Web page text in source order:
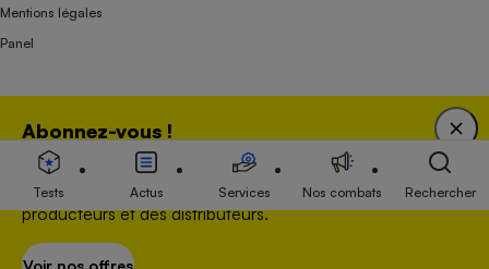
Abonnez-vous !
Bénéficiez d'une expertise unique tout en soutenant
une association 100 % indépendante de l'Etat, des
producteurs et des distributeurs.
Voir nos offres
Mentions légales
Panel
Association indépendante de l’État, des syndicats, des producteurs et des
distributeurs depuis 1951.
Tests Actus Services Nos combats Rechercher